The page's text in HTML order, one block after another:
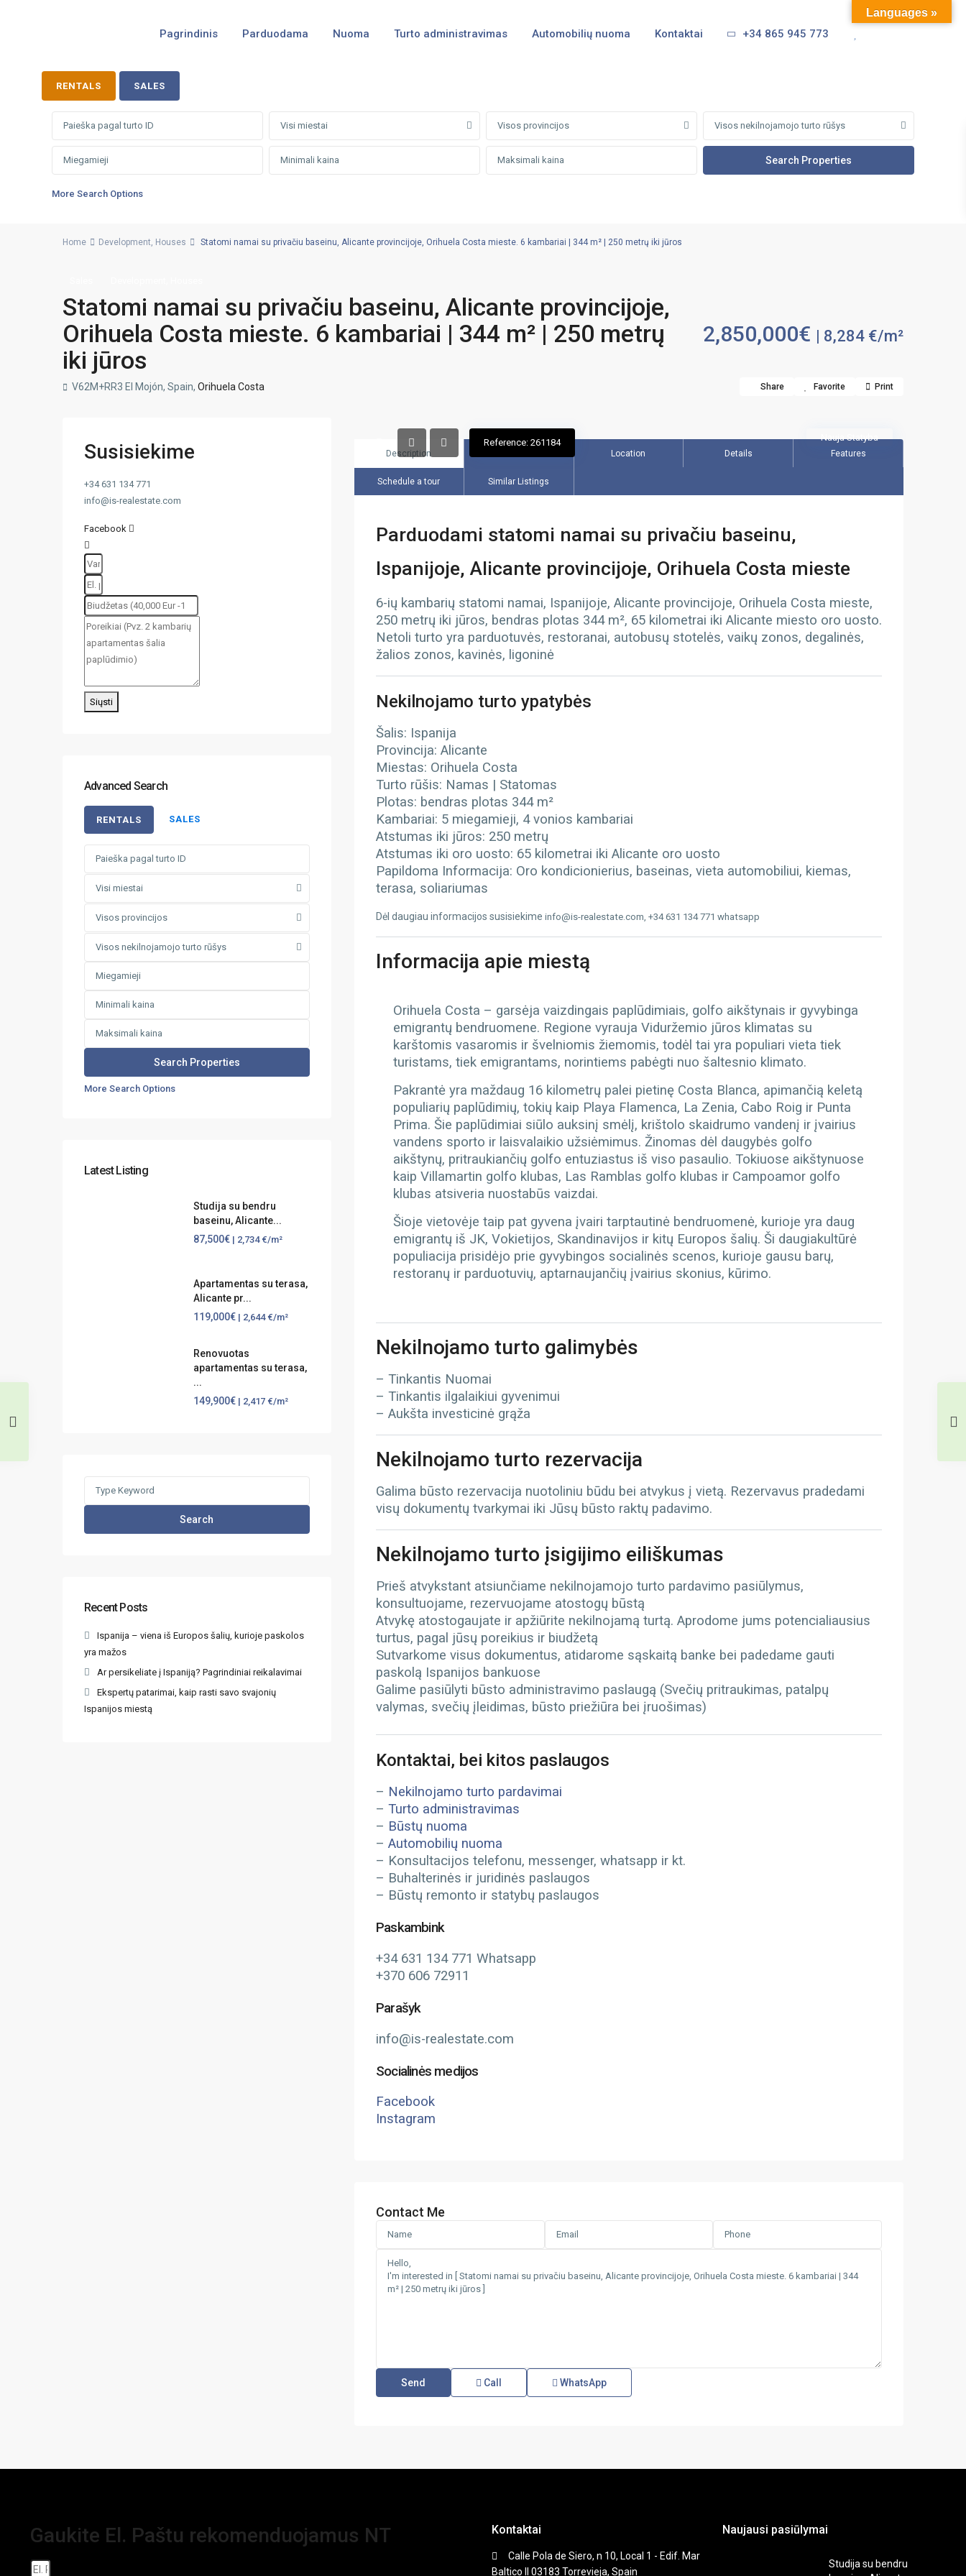
Pagrindinis Parduodama Nuoma Turto administravimas Automobilių nuoma Kontaktai +34 865 945 773
RENTALS SALES
Visi miestai Visos provincijos Visos nekilnojamojo turto rūšys
More Search Options
Home Development, Houses Statomi namai su privačiu baseinu, Alicante provincijoje, Orihuela Costa mieste. 6 kambariai | 344 m² | 250 metrų iki jūros
Statomi namai su privačiu baseinu, Alicante provincijoje,
Orihuela Costa mieste. 6 kambariai | 344 m² | 250 metrų
iki jūros
2,850,000€ | 8,284 €/m²
V62M+RR3 El Mojón, Spain, Orihuela Costa Share Favorite Print
Nauja Statyba
Reference: 261184
Description Location Details Features
Schedule a tour Similar Listings
Parduodami statomi namai su privačiu baseinu,
Ispanijoje, Alicante provincijoje, Orihuela Costa mieste
6-ių kambarių statomi namai, Ispanijoje, Alicante provincijoje, Orihuela Costa mieste,
250 metrų iki jūros, bendras plotas 344 m², 65 kilometrai iki Alicante miesto oro uosto.
Netoli turto yra parduotuvės, restoranai, autobusų stotelės, vaikų zonos, degalinės,
žalios zonos, kavinės, ligoninė
Nekilnojamo turto ypatybės
Šalis: Ispanija
Provincija: Alicante
Miestas: Orihuela Costa
Turto rūšis: Namas | Statomas
Plotas: bendras plotas 344 m²
Kambariai: 5 miegamieji, 4 vonios kambariai
Atstumas iki jūros: 250 metrų
Atstumas iki oro uosto: 65 kilometrai iki Alicante oro uosto
Papildoma Informacija: Oro kondicionierius, baseinas, vieta automobiliui, kiemas,
terasa, soliariumas
Dėl daugiau informacijos susisiekime info@is-realestate.com, +34 631 134 771 whatsapp
Informacija apie miestą
Orihuela Costa – garsėja vaizdingais paplūdimiais, golfo aikštynais ir gyvybinga
emigrantų bendruomene. Regione vyrauja Viduržemio jūros klimatas su
karštomis vasaromis ir švelniomis žiemomis, todėl tai yra populiari vieta tiek
turistams, tiek emigrantams, norintiems pabėgti nuo šaltesnio klimato.
Pakrantė yra maždaug 16 kilometrų palei pietinę Costa Blanca, apimančią keletą
populiarių paplūdimių, tokių kaip Playa Flamenca, La Zenia, Cabo Roig ir Punta
Prima. Šie paplūdimiai siūlo auksinį smėlį, krištolo skaidrumo vandenį ir įvairius
vandens sporto ir laisvalaikio užsiėmimus. Žinomas dėl daugybės golfo
aikštynų, pritraukiančių golfo entuziastus iš viso pasaulio. Tokiuose aikštynuose
kaip Villamartin golfo klubas, Las Ramblas golfo klubas ir Campoamor golfo
klubas atsiveria nuostabūs vaizdai.
Šioje vietovėje taip pat gyvena įvairi tarptautinė bendruomenė, kurioje yra daug
emigrantų iš JK, Vokietijos, Skandinavijos ir kitų Europos šalių. Ši daugiakultūrė
populiacija prisidėjo prie gyvybingos socialinės scenos, kurioje gausu barų,
restoranų ir parduotuvių, aptarnaujančių įvairius skonius, kūrimo.
Nekilnojamo turto galimybės
– Tinkantis Nuomai
– Tinkantis ilgalaikiui gyvenimui
– Aukšta investicinė grąža
Nekilnojamo turto rezervacija
Galima būsto rezervacija nuotoliniu būdu bei atvykus į vietą. Rezervavus pradedami
visų dokumentų tvarkymai iki Jūsų būsto raktų padavimo.
Nekilnojamo turto įsigijimo eiliškumas
Prieš atvykstant atsiunčiame nekilnojamojo turto pardavimo pasiūlymus,
konsultuojame, rezervuojame atostogų būstą
Atvykę atostogaujate ir apžiūrite nekilnojamą turtą. Aprodome jums potencialiausius
turtus, pagal jūsų poreikius ir biudžetą
Sutvarkome visus dokumentus, atidarome sąskaitą banke bei padedame gauti
paskolą Ispanijos bankuose
Galime pasiūlyti būsto administravimo paslaugą (Svečių pritraukimas, patalpų
valymas, svečių įleidimas, būsto priežiūra bei įruošimas)
Kontaktai, bei kitos paslaugos
– Nekilnojamo turto pardavimai
– Turto administravimas
– Būstų nuoma
– Automobilių nuoma
– Konsultacijos telefonu, messenger, whatsapp ir kt.
– Buhalterinės ir juridinės paslaugos
– Būstų remonto ir statybų paslaugos
Paskambink
+34 631 134 771 Whatsapp
+370 606 72911
Parašyk
info@is-realestate.com
Socialinės medijos
Facebook
Instagram
Contact Me
Call WhatsApp
Susisiekime
+34 631 134 771
info@is-realestate.com
Facebook
Siųsti
Advanced Search
RENTALS SALES
Visi miestai
Visos provincijos
Visos nekilnojamojo turto rūšys
More Search Options
Latest Listing
Studija su bendru
baseinu, Alicante...
87,500€ | 2,734 €/m²
Apartamentas su terasa,
Alicante pr...
119,000€ | 2,644 €/m²
Renovuotas
apartamentas su terasa,
...
149,900€ | 2,417 €/m²
Search
Recent Posts
Ispanija – viena iš Europos šalių, kurioje paskolos
yra mažos
Ar persikeliate į Ispaniją? Pagrindiniai reikalavimai
Ekspertų patarimai, kaip rasti savo svajonių
Ispanijos miestą
Gaukite El. Paštu rekomenduojamus NT Kontaktai
Calle Pola de Siero, n 10, Local 1 - Edif. Mar
Baltico II 03183 Torrevieja, Spain
Naujausi pasiūlymai
Studija su bendru
Languages »